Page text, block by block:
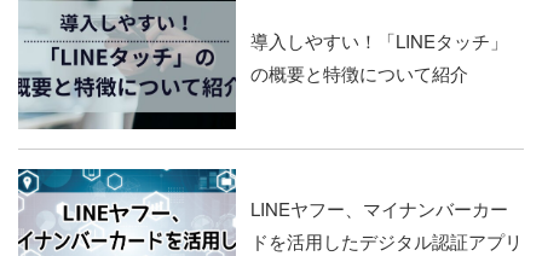
導入しやすい！「LINEタッチ」
の概要と特徴について紹介
LINEヤフー、マイナンバーカー
ドを活用したデジタル認証アプリ